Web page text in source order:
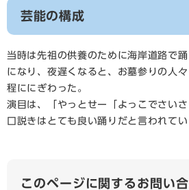
芸能の構成
当時は先祖の供養のために海岸道路で
になり、夜遅くなると、お墓参りの人
程ににぎわった。
演目は、「やっとせー「よっこでさい
口説きはとても良い踊りだと言われてい
このページに関するお問い